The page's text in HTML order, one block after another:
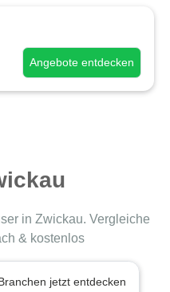
Angebote entdecken
in Zwickau. Vergleiche
& kostenlos
jetzt entdecken